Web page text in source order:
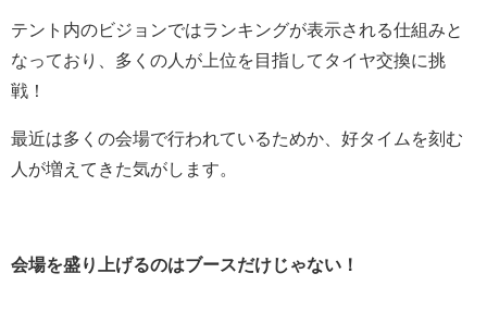
テント内のビジョンではランキングが表示される仕組みと
なっており、多くの人が上位を目指してタイヤ交換に挑
戦！
最近は多くの会場で行われているためか、好タイムを刻む
人が増えてきた気がします。
会場を盛り上げるのはブースだけじゃない！